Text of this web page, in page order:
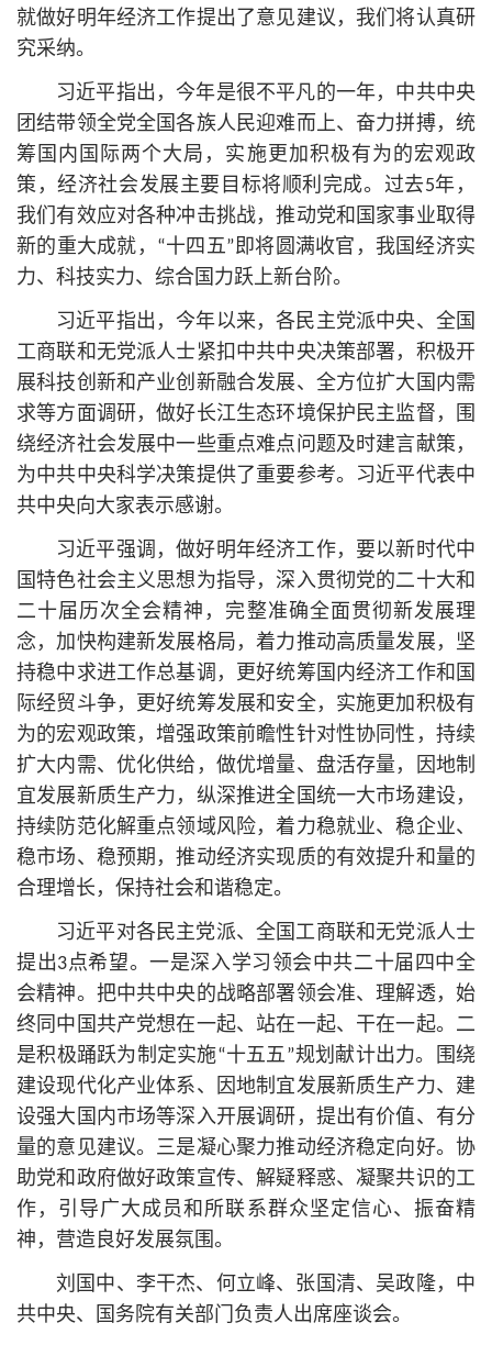
就做好明年经济工作提出了意见建议，我们将认真研
究采纳。
习近平指出，今年是很不平凡的一年，中共中央
团结带领全党全国各族人民迎难而上、奋力拼搏，统
筹国内国际两个大局，实施更加积极有为的宏观政
策，经济社会发展主要目标将顺利完成。过去5年，
我们有效应对各种冲击挑战，推动党和国家事业取得
新的重大成就，“十四五”即将圆满收官，我国经济实
力、科技实力、综合国力跃上新台阶。
习近平指出，今年以来，各民主党派中央、全国
工商联和无党派人士紧扣中共中央决策部署，积极开
展科技创新和产业创新融合发展、全方位扩大国内需
求等方面调研，做好长江生态环境保护民主监督，围
绕经济社会发展中一些重点难点问题及时建言献策，
为中共中央科学决策提供了重要参考。习近平代表中
共中央向大家表示感谢。
习近平强调，做好明年经济工作，要以新时代中
国特色社会主义思想为指导，深入贯彻党的二十大和
二十届历次全会精神，完整准确全面贯彻新发展理
念，加快构建新发展格局，着力推动高质量发展，坚
持稳中求进工作总基调，更好统筹国内经济工作和国
际经贸斗争，更好统筹发展和安全，实施更加积极有
为的宏观政策，增强政策前瞻性针对性协同性，持续
扩大内需、优化供给，做优增量、盘活存量，因地制
宜发展新质生产力，纵深推进全国统一大市场建设，
持续防范化解重点领域风险，着力稳就业、稳企业、
稳市场、稳预期，推动经济实现质的有效提升和量的
合理增长，保持社会和谐稳定。
习近平对各民主党派、全国工商联和无党派人士
提出3点希望。一是深入学习领会中共二十届四中全
会精神。把中共中央的战略部署领会准、理解透，始
终同中国共产党想在一起、站在一起、干在一起。二
是积极踊跃为制定实施“十五五”规划献计出力。围绕
建设现代化产业体系、因地制宜发展新质生产力、建
设强大国内市场等深入开展调研，提出有价值、有分
量的意见建议。三是凝心聚力推动经济稳定向好。协
助党和政府做好政策宣传、解疑释惑、凝聚共识的工
作，引导广大成员和所联系群众坚定信心、振奋精
神，营造良好发展氛围。
刘国中、李干杰、何立峰、张国清、吴政隆，中
共中央、国务院有关部门负责人出席座谈会。